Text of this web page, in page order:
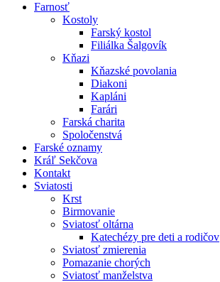
Farnosť
Kostoly
Farský kostol
Filiálka Šalgovík
Kňazi
Kňazské povolania
Diakoni
Kapláni
Farári
Farská charita
Spoločenstvá
Farské oznamy
Kráľ Sekčova
Kontakt
Sviatosti
Krst
Birmovanie
Sviatosť oltárna
Katechézy pre deti a rodičov
Sviatosť zmierenia
Pomazanie chorých
Sviatosť manželstva